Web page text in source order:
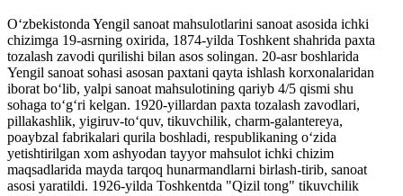
Oʻzbekistonda Yengil sanoat mahsulotlarini sanoat asosida ichki
chizimga 19-asrning oxirida, 1874-yilda Toshkent shahrida paxta
tozalash zavodi qurilishi bilan asos solingan. 20-asr boshlarida
Yengil sanoat sohasi asosan paxtani qayta ishlash korxonalaridan
iborat boʻlib, yalpi sanoat mahsulotining qariyb 4/5 qismi shu
sohaga toʻgʻri kelgan. 1920-yillardan paxta tozalash zavodlari,
pillakashlik, yigiruv-toʻquv, tikuvchilik, charm-galantereya,
poaybzal fabrikalari qurila boshladi, respublikaning oʻzida
yetishtirilgan xom ashyodan tayyor mahsulot ichki chizim
maqsadlarida mayda tarqoq hunarmandlarni birlash-tirib, sanoat
asosi yaratildi. 1926-yilda Toshkentda "Qizil tong" tikuvchilik